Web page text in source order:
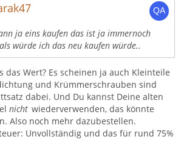
ja eins kaufen das ist ja immernoch
würde ich das neu kaufen würde..
das Wert? Es scheinen ja auch Kleinteile
und Krümmerschrauben sind
dabei. Und Du kannst Deine alten
nicht wiederverwenden, das könnte
Also noch mehr dazubestellen.
Unvollständig und das für rund 75%